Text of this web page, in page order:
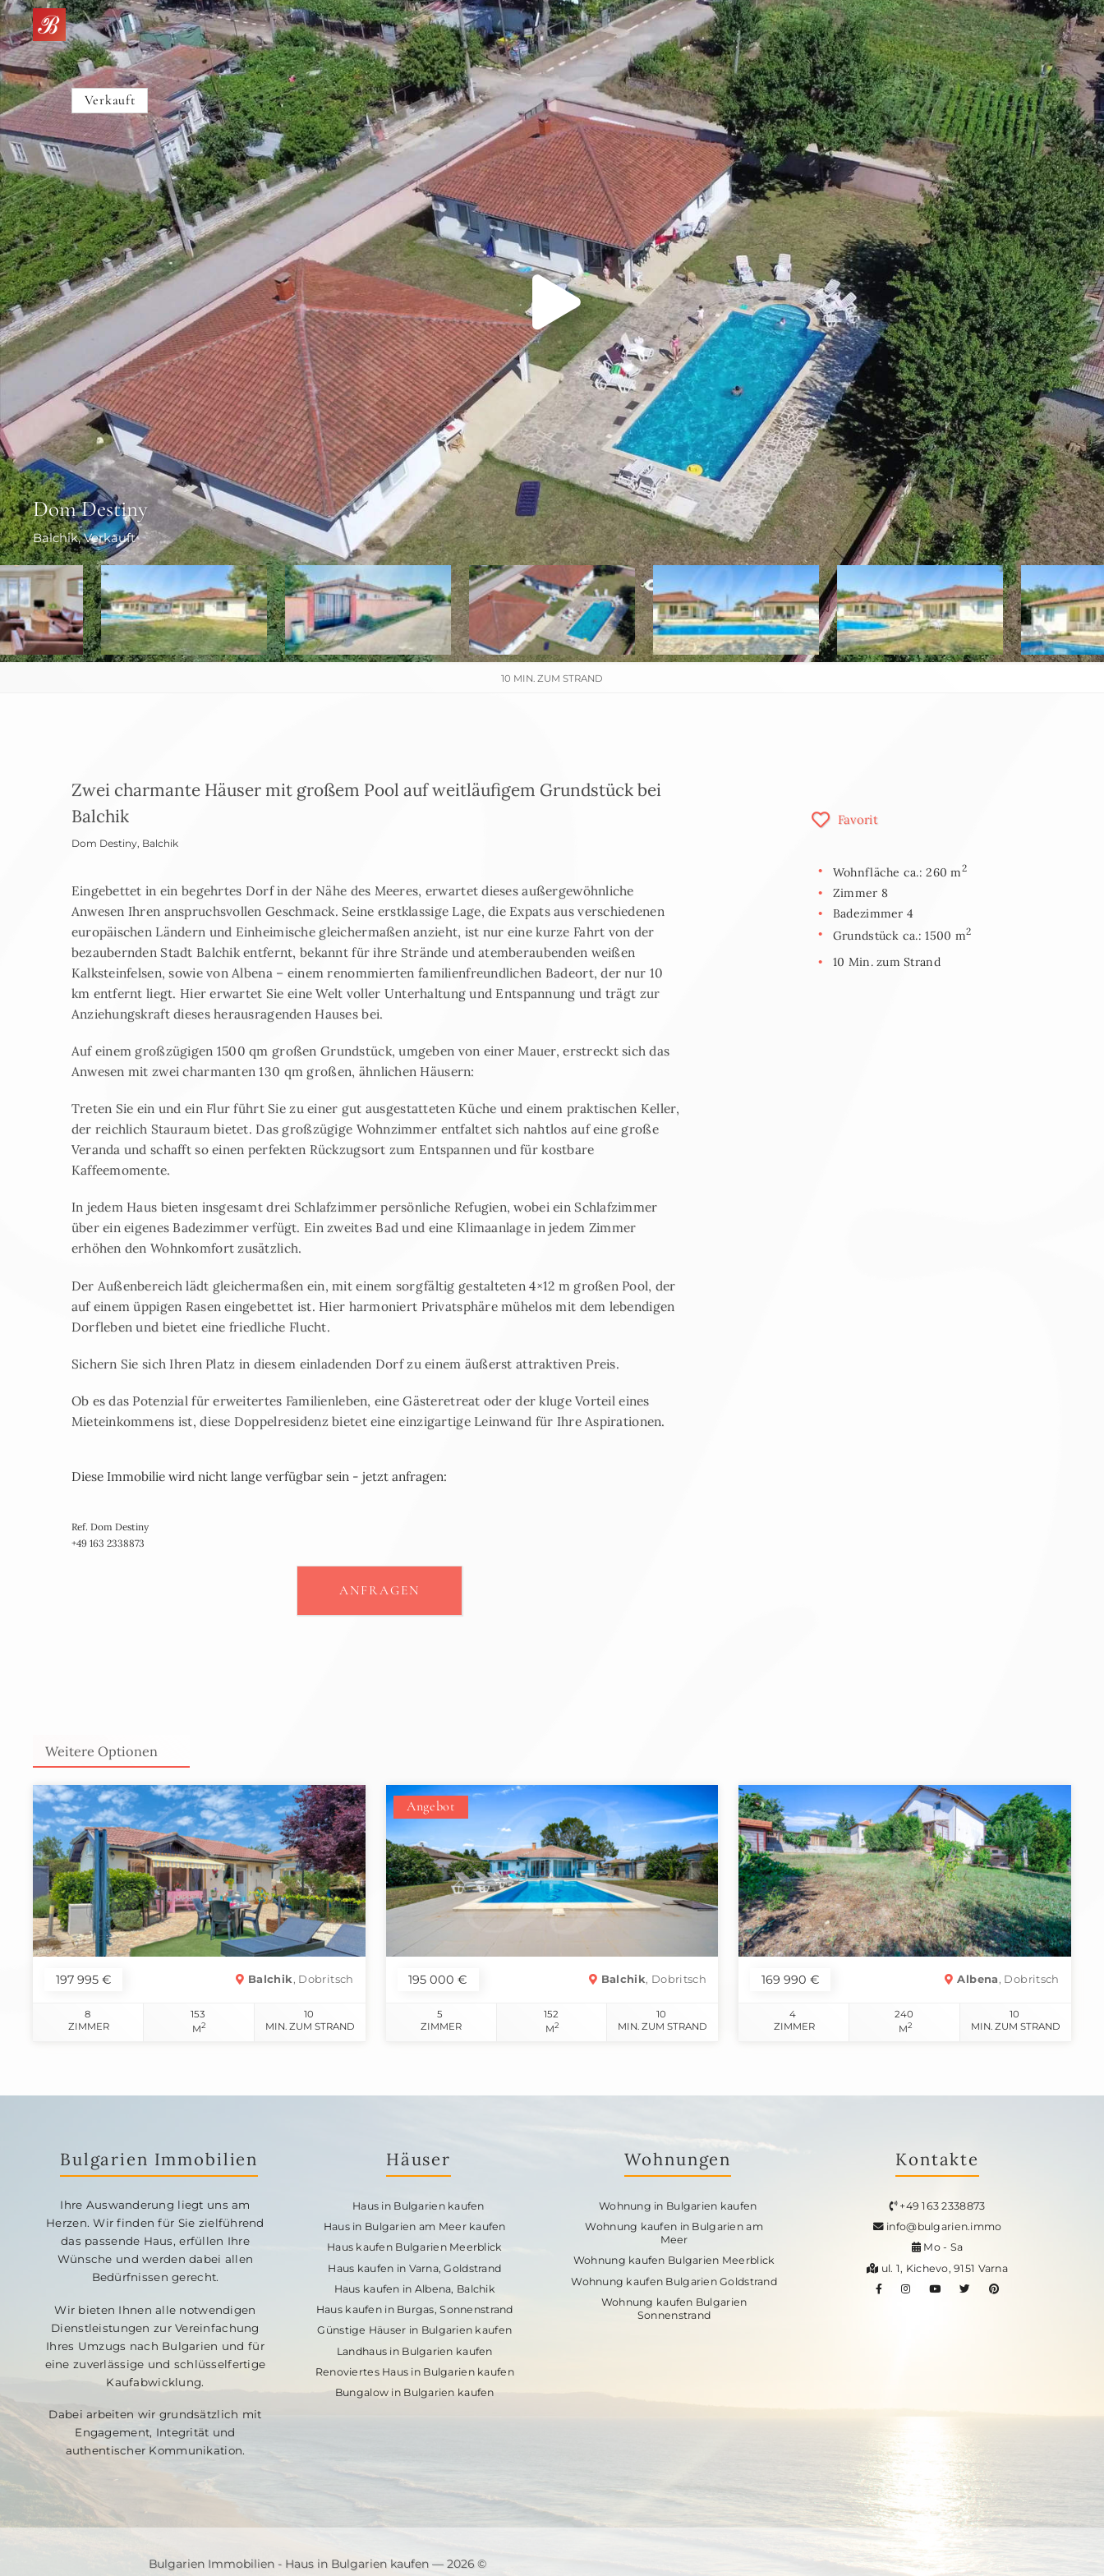
Dom Destiny
Balchik, Verkauft
Verkauft
10 MIN. ZUM STRAND
Zwei charmante Häuser mit großem Pool auf weitläufigem Grundstück bei
Balchik
Dom Destiny, Balchik
Eingebettet in ein begehrtes Dorf in der Nähe des Meeres, erwartet dieses außergewöhnliche
Anwesen Ihren anspruchsvollen Geschmack. Seine erstklassige Lage, die Expats aus verschiedenen
europäischen Ländern und Einheimische gleichermaßen anzieht, ist nur eine kurze Fahrt von der
bezaubernden Stadt Balchik entfernt, bekannt für ihre Strände und atemberaubenden weißen
Kalksteinfelsen, sowie von Albena – einem renommierten familienfreundlichen Badeort, der nur 10
km entfernt liegt. Hier erwartet Sie eine Welt voller Unterhaltung und Entspannung und trägt zur
Anziehungskraft dieses herausragenden Hauses bei.
Auf einem großzügigen 1500 qm großen Grundstück, umgeben von einer Mauer, erstreckt sich das
Anwesen mit zwei charmanten 130 qm großen, ähnlichen Häusern:
Treten Sie ein und ein Flur führt Sie zu einer gut ausgestatteten Küche und einem praktischen Keller,
der reichlich Stauraum bietet. Das großzügige Wohnzimmer entfaltet sich nahtlos auf eine große
Veranda und schafft so einen perfekten Rückzugsort zum Entspannen und für kostbare
Kaffeemomente.
In jedem Haus bieten insgesamt drei Schlafzimmer persönliche Refugien, wobei ein Schlafzimmer
über ein eigenes Badezimmer verfügt. Ein zweites Bad und eine Klimaanlage in jedem Zimmer
erhöhen den Wohnkomfort zusätzlich.
Der Außenbereich lädt gleichermaßen ein, mit einem sorgfältig gestalteten 4×12 m großen Pool, der
auf einem üppigen Rasen eingebettet ist. Hier harmoniert Privatsphäre mühelos mit dem lebendigen
Dorfleben und bietet eine friedliche Flucht.
Sichern Sie sich Ihren Platz in diesem einladenden Dorf zu einem äußerst attraktiven Preis.
Ob es das Potenzial für erweitertes Familienleben, eine Gästeretreat oder der kluge Vorteil eines
Mieteinkommens ist, diese Doppelresidenz bietet eine einzigartige Leinwand für Ihre Aspirationen.
Diese Immobilie wird nicht lange verfügbar sein - jetzt anfragen:
Ref. Dom Destiny
+49 163 2338873
ANFRAGEN
Favorit
Wohnfläche ca.: 260 m2
Zimmer 8
Badezimmer 4
Grundstück ca.: 1500 m2
10 Min. zum Strand
Weitere Optionen
197 995 € Balchik, Dobritsch
8
ZIMMER
153
M2
10
MIN. ZUM STRAND
Angebot
195 000 € Balchik, Dobritsch
5
ZIMMER
152
M2
10
MIN. ZUM STRAND
169 990 € Albena, Dobritsch
4
ZIMMER
240
M2
10
MIN. ZUM STRAND
Bulgarien Immobilien
Ihre Auswanderung liegt uns am
Herzen. Wir finden für Sie zielführend
das passende Haus, erfüllen Ihre
Wünsche und werden dabei allen
Bedürfnissen gerecht.
Wir bieten Ihnen alle notwendigen
Dienstleistungen zur Vereinfachung
Ihres Umzugs nach Bulgarien und für
eine zuverlässige und schlüsselfertige
Kaufabwicklung.
Dabei arbeiten wir grundsätzlich mit
Engagement, Integrität und
authentischer Kommunikation.
Häuser
Haus in Bulgarien kaufen
Haus in Bulgarien am Meer kaufen
Haus kaufen Bulgarien Meerblick
Haus kaufen in Varna, Goldstrand
Haus kaufen in Albena, Balchik
Haus kaufen in Burgas, Sonnenstrand
Günstige Häuser in Bulgarien kaufen
Landhaus in Bulgarien kaufen
Renoviertes Haus in Bulgarien kaufen
Bungalow in Bulgarien kaufen
Wohnungen
Wohnung in Bulgarien kaufen
Wohnung kaufen in Bulgarien am
Meer
Wohnung kaufen Bulgarien Meerblick
Wohnung kaufen Bulgarien Goldstrand
Wohnung kaufen Bulgarien
Sonnenstrand
Kontakte
+49 163 2338873
info@bulgarien.immo
Mo - Sa
ul. 1, Kichevo, 9151 Varna
Bulgarien Immobilien - Haus in Bulgarien kaufen — 2026 ©